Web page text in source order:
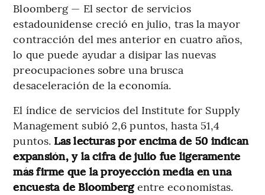
Bloomberg — El sector de servicios
estadounidense creció en julio, tras la mayor
contracción del mes anterior en cuatro años,
lo que puede ayudar a disipar las nuevas
preocupaciones sobre una brusca
desaceleración de la economía.
El índice de servicios del Institute for Supply
Management subió 2,6 puntos, hasta 51,4
puntos. Las lecturas por encima de 50 indican
expansión, y la cifra de julio fue ligeramente
más firme que la proyección media en una
encuesta de Bloomberg entre economistas.